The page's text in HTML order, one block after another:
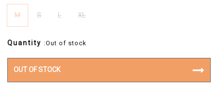
M S L XL
Quantity :Out of stock
OUT OF STOCK